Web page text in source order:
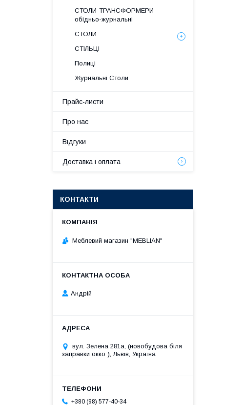
СТОЛИ-ТРАНСФОРМЕРИ
обідньо-журнальні
СТОЛИ
СТІЛЬЦІ
Полиці
Журнальні Столи
Прайс-листи
Про нас
Відгуки
Доставка і оплата
КОНТАКТИ
Меблевий магазин "MEBLIAN"
Андрій
вул. Зелена 281а, (новобудова біля
заправки окко ), Львів, Україна
+380 (98) 577-40-34